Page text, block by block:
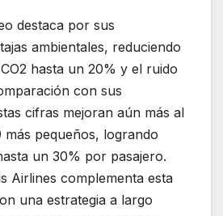
destaca por sus
ambientales, reduciendo
hasta un 20% y el ruido
con sus
cifras mejoran aún más al
más pequeños, logrando
un 30% por pasajero.
Airlines complementa esta
una estrategia a largo